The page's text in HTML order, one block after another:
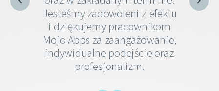
Jesteśmy zadowoleni z efektu
i dziękujemy pracownikom
Mojo Apps za zaangażowanie,
indywidualne podejście oraz
profesjonalizm.